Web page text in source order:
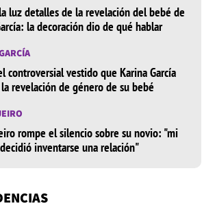
luz detalles de la revelación del bebé de
la decoración dio de qué hablar
controversial vestido que Karina García
revelación de género de su bebé
rompe el silencio sobre su novio: "mi
inventarse una relación"